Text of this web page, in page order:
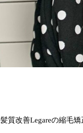
髪質改善Legareの縮毛